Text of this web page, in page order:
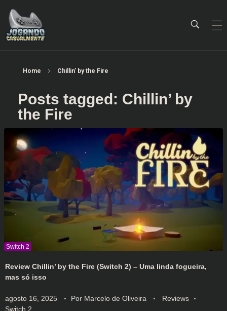
Home Chillin’ by the Fire
Posts tagged: Chillin’ by
the Fire
Review Chillin’ by the Fire (Switch 2) – Uma linda fogueira,
mas só isso
agosto 16, 2025 Por Marcelo de Oliveira
Reviews
Switch 2